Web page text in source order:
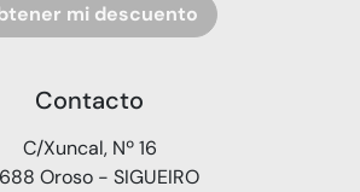
mi descuento
Contacto
C/Xuncal, Nº 16
Oroso - SIGUEIRO